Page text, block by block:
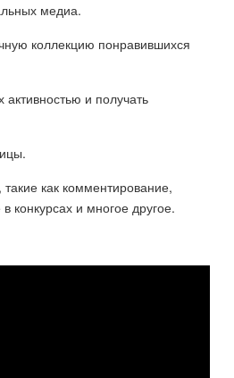
медиа.
коллекцию понравившихся
и получать
как комментирование,
конкурсах и многое другое.